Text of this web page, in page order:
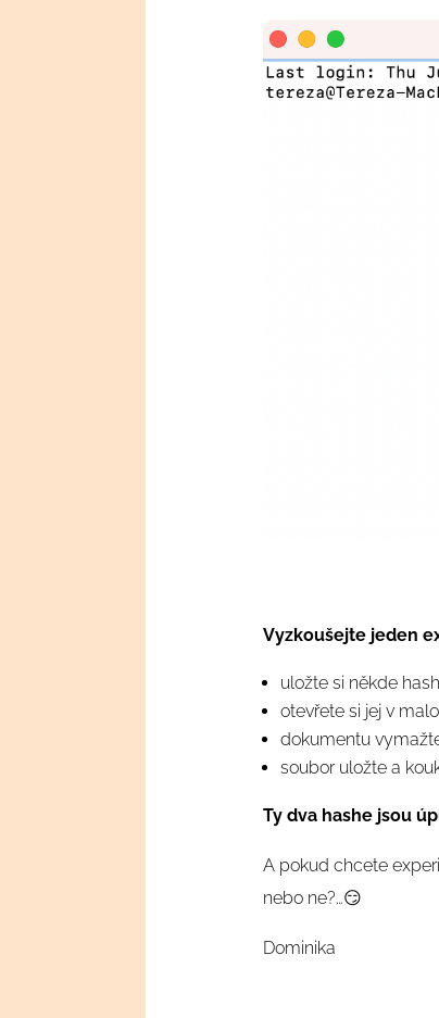
Vyzkoušejte jeden
uložte si někde
otevřete si jej v
dokumentu
soubor uložte a
Ty dva hashe jsou
A pokud chcete
nebo ne?…😏
Dominika